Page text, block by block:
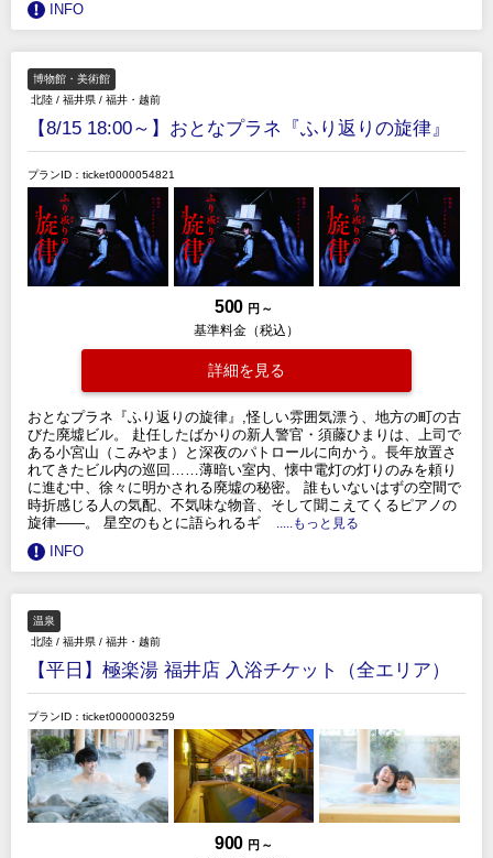
INFO
博物館・美術館
北陸 / 福井県 / 福井・越前
【8/15 18:00～】おとなプラネ『ふり返りの旋律』
プランID：ticket0000054821
500 円 ～
基準料金（税込）
詳細を見る
おとなプラネ『ふり返りの旋律』,怪しい雰囲気漂う、地方の町の古
びた廃墟ビル。 赴任したばかりの新人警官・須藤ひまりは、上司で
ある小宮山（こみやま）と深夜のパトロールに向かう。長年放置さ
れてきたビル内の巡回……薄暗い室内、懐中電灯の灯りのみを頼り
に進む中、徐々に明かされる廃墟の秘密。 誰もいないはずの空間で
時折感じる人の気配、不気味な物音、そして聞こえてくるピアノの
旋律――。 星空のもとに語られるギ
.....もっと見る
INFO
温泉
北陸 / 福井県 / 福井・越前
【平日】極楽湯 福井店 入浴チケット（全エリア）
プランID：ticket0000003259
900 円 ～